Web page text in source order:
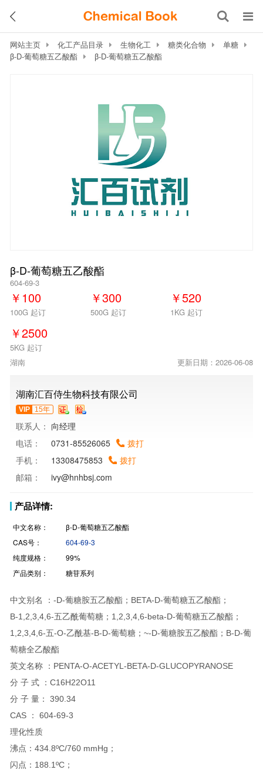
网站主页 化工产品目录 生物化工 糖类化合物
单糖
β-D-葡萄糖五乙酸酯
β-D-葡萄糖五乙酸酯
β-D-葡萄糖五乙酸酯
604-69-3
￥ 100
100G 起订
￥300
500G 起订
￥520
1KG 起订
￥2500
5KG 起订
湖南
更新日期：2026-06-08
湖南汇百侍生物科技有限公司
VIP 15年
联系人： 向经理
电话：
0731-85526065
拨打
手机：
13308475853
拨打
邮箱：
ivy@hnhbsj.com
产品详情:
中文名称：
β-D-葡萄糖五乙酸酯
CAS号：
604-69-3
纯度规格：
99%
产品类别：
糖苷系列
中文别名 ：-D-葡糖胺五乙酸酯；BETA-D-葡萄糖五乙酸酯；
Β-1,2,3,4,6-五乙酰葡萄糖；1,2,3,4,6-beta-D-葡萄糖五乙酸酯；
1,2,3,4,6-五-O-乙酰基-Β-D-葡萄糖；~-D-葡糖胺五乙酸酯；Β-D-葡
萄糖全乙酸酯
英文名称 ：PENTA-O-ACETYL-BETA-D-GLUCOPYRANOSE
分 子 式 ：C16H22O11
分 子 量： 390.34
CAS ： 604-69-3
理化性质
沸点：434.8ºC/760 mmHg；
闪点：188.1ºC；